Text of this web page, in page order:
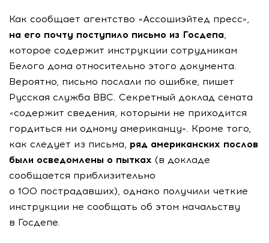
Как сообщает агентство «Ассошиэйтед пресс»,
на его почту поступило письмо из Госдепа,
которое содержит инструкции сотрудникам
Белого дома относительно этого документа.
Вероятно, письмо послали по ошибке, пишет
Русская служба BBC. Секретный доклад сената
«содержит сведения, которыми не приходится
гордиться ни одному американцу». Кроме того,
как следует из письма, ряд американских послов
были осведомлены о пытках (в докладе
сообщается приблизительно
о 100 пострадавших), однако получили четкие
инструкции не сообщать об этом начальству
в Госдепе.